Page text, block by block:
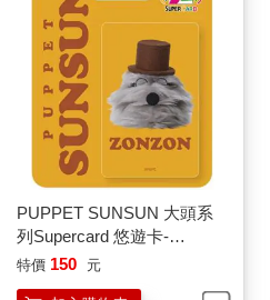
PUPPET SUNSUN 大頭系
列Supercard 悠遊卡-
ZONZON【受託代銷】
特價 150 元